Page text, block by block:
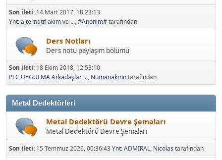
Son ileti: 14 Mart 2017, 18:23:13
Ynt: alternatif akım ve ...,#Anonim#tarafından
Ders Notları
Ders notu paylaşım bölümü
Son ileti: 18 Ekim 2018, 12:53:10
PLC UYGULMA Arkadaşlar ..., Numanakmntarafından
Metal Dedektörleri
Metal Dedektörü Devre Şemaları
Metal Dedektörü Devre Şemaları
Son ileti: 15 Temmuz 2026, 00:36:43Ynt: ADMIRAL, Nicolas tarafından